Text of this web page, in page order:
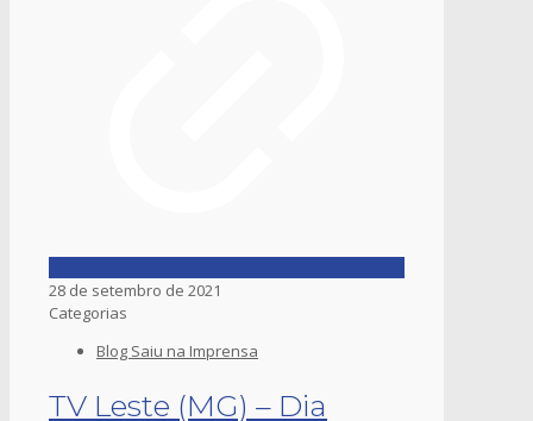
28 de setembro de 2021
Categorias
Blog Saiu na Imprensa
TV Leste (MG) – Dia